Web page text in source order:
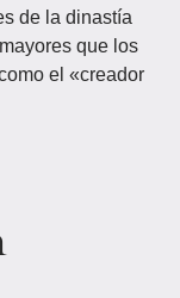
de la dinastía
que los
el «creador